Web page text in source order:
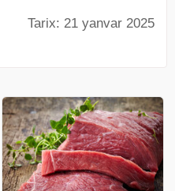
Tarix: 21 yanvar 2025